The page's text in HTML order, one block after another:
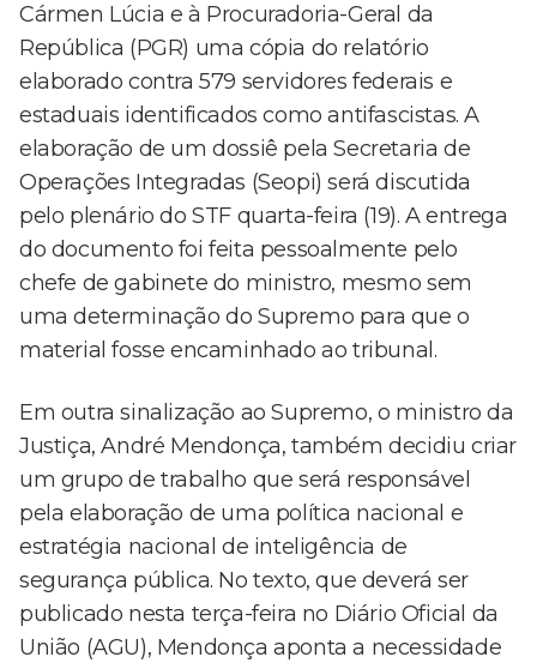
Cármen Lúcia e à Procuradoria-Geral da
República (PGR) uma cópia do relatório
elaborado contra 579 servidores federais e
estaduais identificados como antifascistas. A
elaboração de um dossiê pela Secretaria de
Operações Integradas (Seopi) será discutida
pelo plenário do STF quarta-feira (19). A entrega
do documento foi feita pessoalmente pelo
chefe de gabinete do ministro, mesmo sem
uma determinação do Supremo para que o
material fosse encaminhado ao tribunal.
Em outra sinalização ao Supremo, o ministro da
Justiça, André Mendonça, também decidiu criar
um grupo de trabalho que será responsável
pela elaboração de uma política nacional e
estratégia nacional de inteligência de
segurança pública. No texto, que deverá ser
publicado nesta terça-feira no Diário Oficial da
União (AGU), Mendonça aponta a necessidade